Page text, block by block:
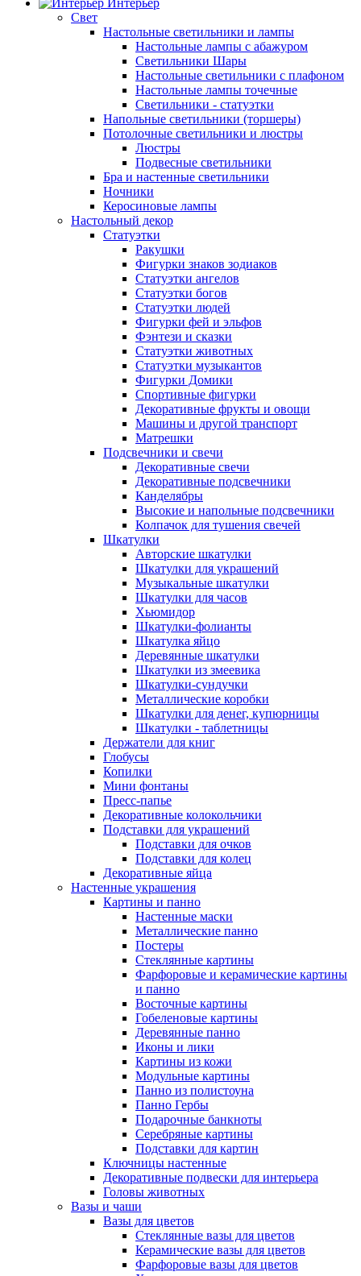
Интерьер
Свет
Настольные светильники и лампы
Настольные лампы с абажуром
Светильники Шары
Настольные светильники с плафоном
Настольные лампы точечные
Светильники - статуэтки
Напольные светильники (торшеры)
Потолочные светильники и люстры
Люстры
Подвесные светильники
Бра и настенные светильники
Ночники
Керосиновые лампы
Настольный декор
Статуэтки
Ракушки
Фигурки знаков зодиаков
Статуэтки ангелов
Статуэтки богов
Статуэтки людей
Фигурки фей и эльфов
Фэнтези и сказки
Статуэтки животных
Статуэтки музыкантов
Фигурки Домики
Спортивные фигурки
Декоративные фрукты и овощи
Машины и другой транспорт
Матрешки
Подсвечники и свечи
Декоративные свечи
Декоративные подсвечники
Канделябры
Высокие и напольные подсвечники
Колпачок для тушения свечей
Шкатулки
Авторские шкатулки
Шкатулки для украшений
Музыкальные шкатулки
Шкатулки для часов
Хьюмидор
Шкатулки-фолианты
Шкатулка яйцо
Деревянные шкатулки
Шкатулки из змеевика
Шкатулки-сундучки
Металлические коробки
Шкатулки для денег, купюрницы
Шкатулки - таблетницы
Держатели для книг
Глобусы
Копилки
Мини фонтаны
Пресс-папье
Декоративные колокольчики
Подставки для украшений
Подставки для очков
Подставки для колец
Декоративные яйца
Настенные украшения
Картины и панно
Настенные маски
Металлические панно
Постеры
Стеклянные картины
Фарфоровые и керамические картины
и панно
Восточные картины
Гобеленовые картины
Деревянные панно
Иконы и лики
Картины из кожи
Модульные картины
Панно из полистоуна
Панно Гербы
Подарочные банкноты
Серебряные картины
Подставки для картин
Ключницы настенные
Декоративные подвески для интерьера
Головы животных
Вазы и чаши
Вазы для цветов
Стеклянные вазы для цветов
Керамические вазы для цветов
Фарфоровые вазы для цветов